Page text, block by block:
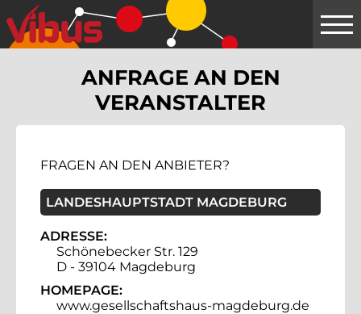
Springe
zum
Hauptinhalt
ANFRAGE AN DEN
VERANSTALTER
FRAGEN AN DEN ANBIETER?
LANDESHAUPTSTADT MAGDEBURG
ADRESSE:
Schönebecker Str. 129
D - 39104 Magdeburg
HOMEPAGE:
www.gesellschaftshaus-magdeburg.de